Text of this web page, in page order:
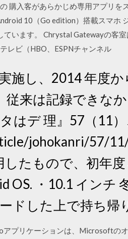
購入客があらかじめ専用アプリを
10（Go edition）搭載スマホ
います。 Chrystal Gatewayの客
レビ（HBO、ESPNチャンネル
施し、2014 年度
従来は記録できな
はデ 理』57（11）
johokanri/57/
たもので、初年
OS. ・10.1 インチ
ドした上で持ち帰
プリケーションは、Microsoftの